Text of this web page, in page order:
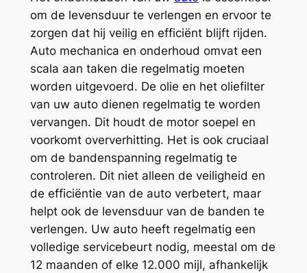
om de levensduur te verlengen en ervoor te
zorgen dat hij veilig en efficiënt blijft rijden.
Auto mechanica en onderhoud omvat een
scala aan taken die regelmatig moeten
worden uitgevoerd. De olie en het oliefilter
van uw auto dienen regelmatig te worden
vervangen. Dit houdt de motor soepel en
voorkomt oververhitting. Het is ook cruciaal
om de bandenspanning regelmatig te
controleren. Dit niet alleen de veiligheid en
de efficiëntie van de auto verbetert, maar
helpt ook de levensduur van de banden te
verlengen. Uw auto heeft regelmatig een
volledige servicebeurt nodig, meestal om de
12 maanden of elke 12.000 mijl, afhankelijk